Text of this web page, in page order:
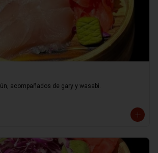
acompañados de gary y wasabi.